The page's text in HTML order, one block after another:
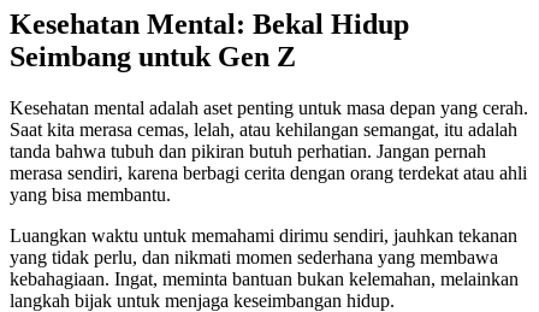
Kesehatan Mental: Bekal Hidup
Seimbang untuk Gen Z
Kesehatan mental adalah aset penting untuk masa depan yang cerah.
Saat kita merasa cemas, lelah, atau kehilangan semangat, itu adalah
tanda bahwa tubuh dan pikiran butuh perhatian. Jangan pernah
merasa sendiri, karena berbagi cerita dengan orang terdekat atau ahli
yang bisa membantu.
Luangkan waktu untuk memahami dirimu sendiri, jauhkan tekanan
yang tidak perlu, dan nikmati momen sederhana yang membawa
kebahagiaan. Ingat, meminta bantuan bukan kelemahan, melainkan
langkah bijak untuk menjaga keseimbangan hidup.